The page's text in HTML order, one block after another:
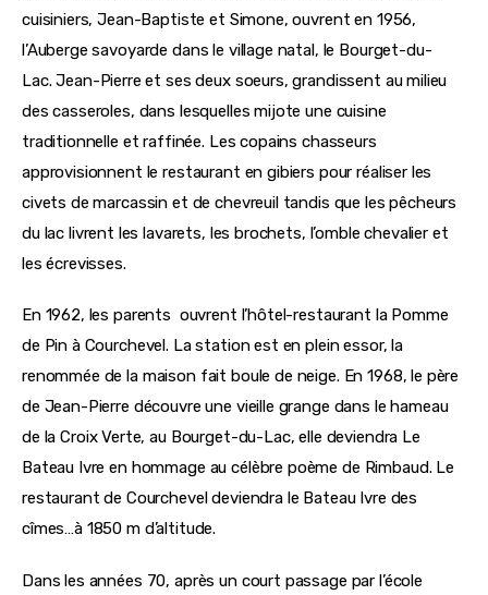
cuisiniers, Jean-Baptiste et Simone, ouvrent en 1956,
l’Auberge savoyarde dans le village natal, le Bourget-du-
Lac. Jean-Pierre et ses deux soeurs, grandissent au milieu
des casseroles, dans lesquelles mijote une cuisine
traditionnelle et raffinée. Les copains chasseurs
approvisionnent le restaurant en gibiers pour réaliser les
civets de marcassin et de chevreuil tandis que les pêcheurs
du lac livrent les lavarets, les brochets, l’omble chevalier et
les écrevisses.
En 1962, les parents  ouvrent l’hôtel-restaurant la Pomme
de Pin à Courchevel. La station est en plein essor, la
renommée de la maison fait boule de neige. En 1968, le père
de Jean-Pierre découvre une vieille grange dans le hameau
de la Croix Verte, au Bourget-du-Lac, elle deviendra Le
Bateau Ivre en hommage au célèbre poème de Rimbaud. Le
restaurant de Courchevel deviendra le Bateau Ivre des
cîmes…à 1850 m d’altitude.
Dans les années 70, après un court passage par l’école